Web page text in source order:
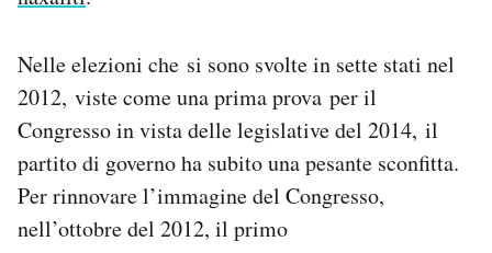
Nelle elezioni che si sono svolte in sette stati nel
2012, viste come una prima prova per il
Congresso in vista delle legislative del 2014, il
partito di governo ha subito una pesante sconfitta.
Per rinnovare l’immagine del Congresso,
nell’ottobre del 2012, il primo